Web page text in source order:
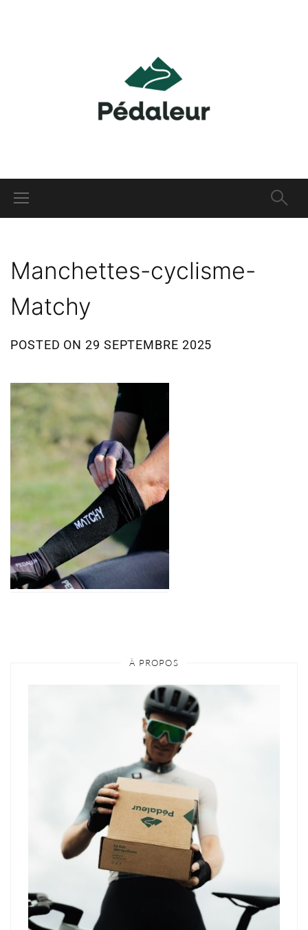
Manchettes-cyclisme-
Matchy
POSTED ON29 SEPTEMBRE 2025
À PROPOS